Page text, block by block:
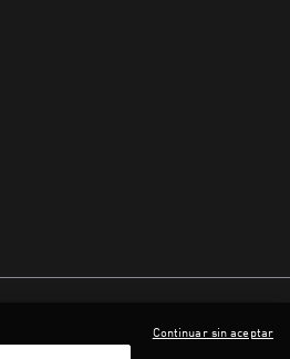
Continuar sin aceptar